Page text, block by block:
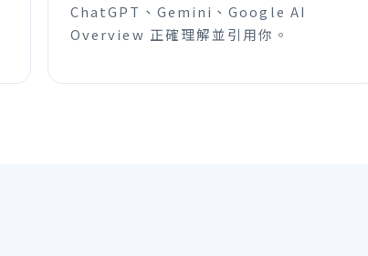
ChatGPT、Gemini、Google AI
Overview 正確理解並引用你。